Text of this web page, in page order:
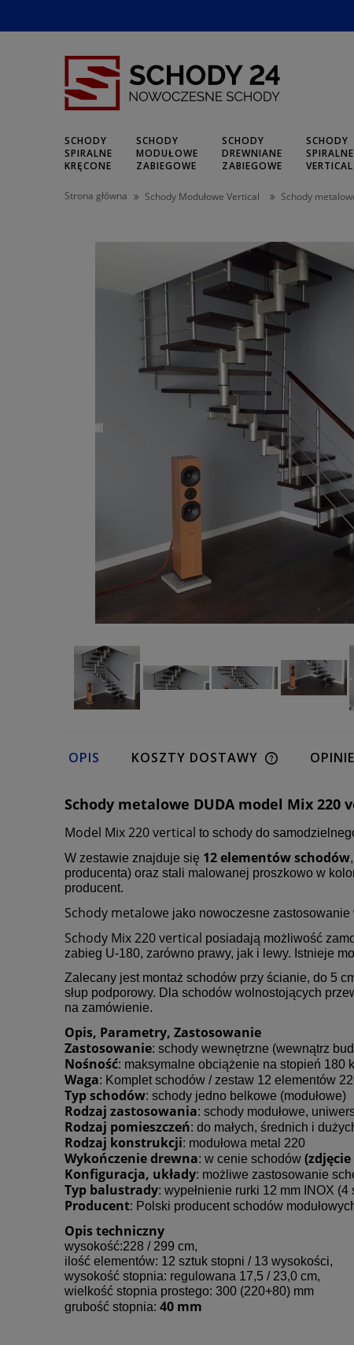
SCHODY
SPIRALNE
KRĘCONE
SCHODY
MODUŁOWE
ZABIEGOWE
SCHODY
DREWNIANE
ZABIEGOWE
SCHODY
SPIRALNE
VERTICAL
Strona główna Schody Modułowe Vertical Schody
OPIS KOSZTY DOSTAWY
Schody metalowe DUDA model Mix 220
Model Mix 220 vertical to schody do
W zestawie znajduje się 12 elementów schodów
producenta) oraz stali malowanej proszkowo w
producent.
Schody metalowe jako nowoczesne
Schody Mix 220 vertical posiadają możliwość
zabieg U-180, zarówno prawy, jak i lewy. Istnieje
Zalecany jest montaż schodów przy ścianie, do 5
słup podporowy. Dla schodów wolnostojących
na zamówienie.
Opis, Parametry, Zastosowanie
Zastosowanie: schody wewnętrzne (wewnątrz
Nośność: maksymalne obciążenie na stopień 180
Waga: Komplet schodów / zestaw 12 elementów
Typ schodów: schody jedno belkowe (modułowe)
Rodzaj zastosowania: schody modułowe,
Rodzaj pomieszczeń: do małych, średnich i
Rodzaj konstrukcji: modułowa metal 220
Wykończenie drewna: w cenie schodów
Konfiguracja, układy: możliwe zastosowanie
Typ balustrady: wypełnienie rurki 12 mm INOX (4
Producent: Polski producent schodów
Opis techniczny
wysokość:228 / 299 cm,
ilość elementów: 12 sztuk stopni / 13 wysokości,
wysokość stopnia: regulowana 17,5 / 23,0 cm,
wielkość stopnia prostego: 300 (220+80) mm
grubość stopnia: 40 mm